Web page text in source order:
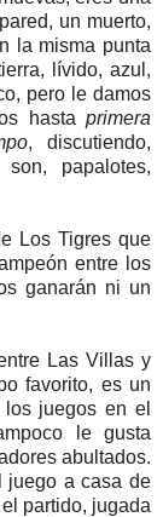
un muerto,
la misma punta
lívido, azul,
pero le damos
hasta primera
, discutiendo,
papalotes,
Los Tigres que
entre los
ganarán ni un
Las Villas y
favorito, es un
juegos en el
le gusta
abultados.
juego a casa de
partido, jugada